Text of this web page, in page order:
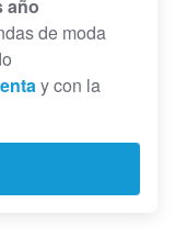
año
de moda
y con la